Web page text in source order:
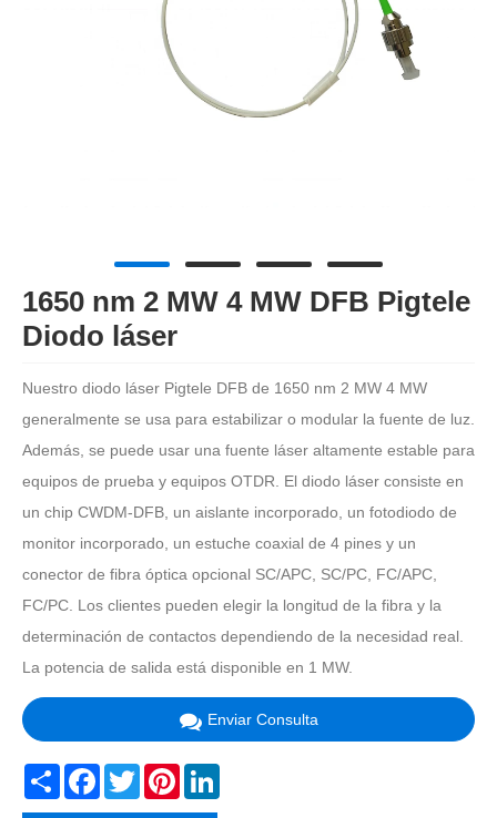
1650 nm 2 MW 4 MW DFB Pigtele
Diodo láser
Nuestro diodo láser Pigtele DFB de 1650 nm 2 MW 4 MW
generalmente se usa para estabilizar o modular la fuente de luz.
Además, se puede usar una fuente láser altamente estable para
equipos de prueba y equipos OTDR. El diodo láser consiste en
un chip CWDM-DFB, un aislante incorporado, un fotodiodo de
monitor incorporado, un estuche coaxial de 4 pines y un
conector de fibra óptica opcional SC/APC, SC/PC, FC/APC,
FC/PC. Los clientes pueden elegir la longitud de la fibra y la
determinación de contactos dependiendo de la necesidad real.
La potencia de salida está disponible en 1 MW.
Enviar Consulta
Share Facebook
TwitterPinterest